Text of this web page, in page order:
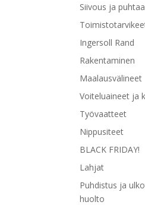
Siivous ja
Ingersoll Rand
Rakentaminen
Maalausvälineet
Voiteluaineet ja
Työvaatteet
Nippusiteet
BLACK FRIDAY!
Lahjat
Puhdistus ja
huolto